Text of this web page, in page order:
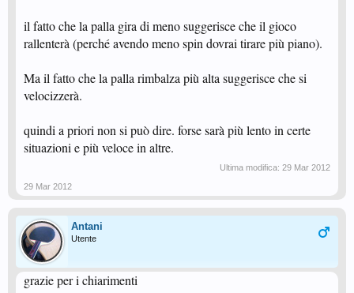
il fatto che la palla gira di meno suggerisce che il gioco
rallenterà (perché avendo meno spin dovrai tirare più piano).
Ma il fatto che la palla rimbalza più alta suggerisce che si
velocizzerà.
quindi a priori non si può dire. forse sarà più lento in certe
situazioni e più veloce in altre.
Ultima modifica: 29 Mar 2012
29 Mar 2012
Antani
Utente
grazie per i chiarimenti